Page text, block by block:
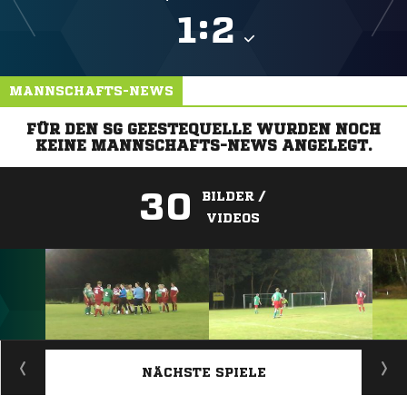
:
MANNSCHAFTS-NEWS
FÜR DEN SG GEESTEQUELLE WURDEN NOCH
KEINE MANNSCHAFTS-NEWS ANGELEGT.
30
BILDER /
VIDEOS
ANZEIGE
NÄCHSTE SPIELE